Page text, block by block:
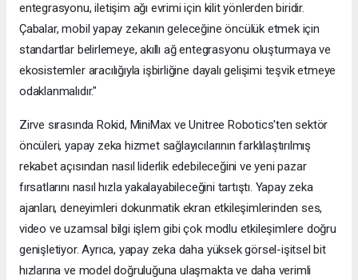
entegrasyonu, iletişim ağı evrimi için kilit yönlerden biridir.
Çabalar, mobil yapay zekanın geleceğine öncülük etmek için
standartlar belirlemeye, akıllı ağ entegrasyonu oluşturmaya ve
ekosistemler aracılığıyla işbirliğine dayalı gelişimi teşvik etmeye
odaklanmalıdır."
Zirve sırasında Rokid, MiniMax ve Unitree Robotics'ten sektör
öncüleri, yapay zeka hizmet sağlayıcılarının farklılaştırılmış
rekabet açısından nasıl liderlik edebileceğini ve yeni pazar
fırsatlarını nasıl hızla yakalayabileceğini tartıştı. Yapay zeka
ajanları, deneyimleri dokunmatik ekran etkileşimlerinden ses,
video ve uzamsal bilgi işlem gibi çok modlu etkileşimlere doğru
genişletiyor. Ayrıca, yapay zeka daha yüksek görsel-işitsel bit
hızlarına ve model doğruluğuna ulaşmakta ve daha verimli